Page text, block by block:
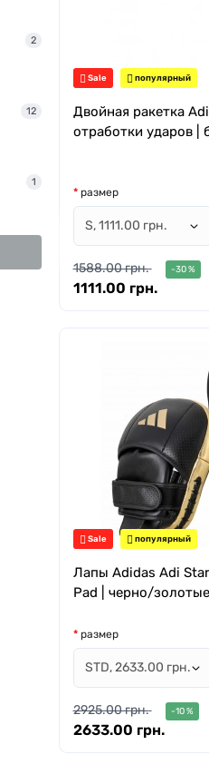
2
12
1
Sale популярный
Двойная ракетка
отработки ударов |
размер
1588.00 грн. -30 %
1111.00 грн.
Sale популярный
Лапы Adidas Adi
Pad | черно/
размер
2925.00 грн. -10 %
2633.00 грн.